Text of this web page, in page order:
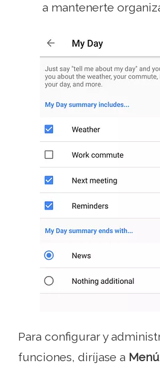
a mantenerte
Para configurar y
funciones, diríjase a